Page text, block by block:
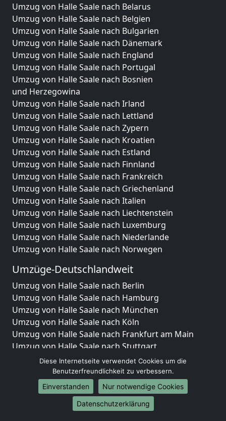
Umzug von Halle Saale nach Belarus
Umzug von Halle Saale nach Belgien
Umzug von Halle Saale nach Bulgarien
Umzug von Halle Saale nach Dänemark
Umzug von Halle Saale nach England
Umzug von Halle Saale nach Portugal
Umzug von Halle Saale nach Bosnien
und Herzegowina
Umzug von Halle Saale nach Irland
Umzug von Halle Saale nach Lettland
Umzug von Halle Saale nach Zypern
Umzug von Halle Saale nach Kroatien
Umzug von Halle Saale nach Estland
Umzug von Halle Saale nach Finnland
Umzug von Halle Saale nach Frankreich
Umzug von Halle Saale nach Griechenland
Umzug von Halle Saale nach Italien
Umzug von Halle Saale nach Liechtenstein
Umzug von Halle Saale nach Luxemburg
Umzug von Halle Saale nach Niederlande
Umzug von Halle Saale nach Norwegen
Umzüge-Deutschlandweit
Umzug von Halle Saale nach Berlin
Umzug von Halle Saale nach Hamburg
Umzug von Halle Saale nach München
Umzug von Halle Saale nach Köln
Umzug von Halle Saale nach Frankfurt am Main
Umzug von Halle Saale nach Stuttgart
Umzug von Halle Saale nach Düsseldorf
Umzug von Halle Saale nach Leipzig
Umzug von Halle Saale nach Dortmund
Umzug von Halle Saale nach Essen
Umzug von Halle Saale nach Bremen
Diese Internetseite verwendet Cookies um die
Benutzerfreundlichkeit zu verbessern.
Einverstanden
Nur notwendige Cookies
Datenschutzerklärung